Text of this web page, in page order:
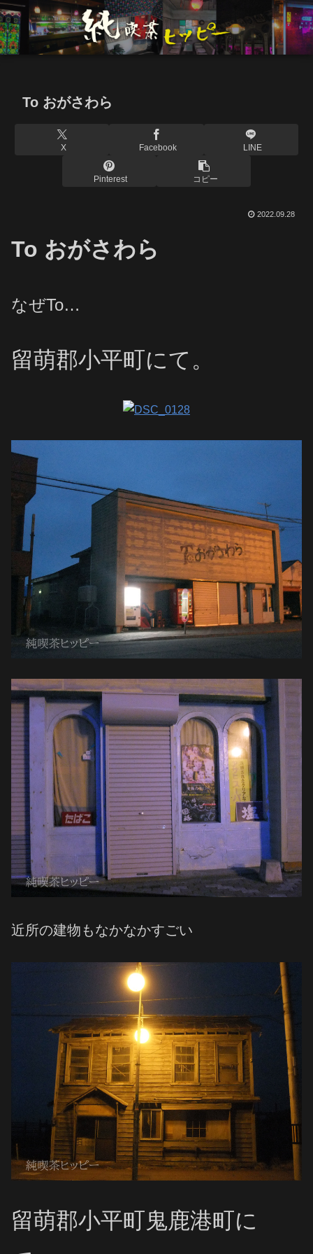
To おがさわら
X Facebook LINE
Pinterest コピー
2022.09.28
To おがさわら
なぜTo…
留萌郡小平町にて。
近所の建物もなかなかすごい
留萌郡小平町鬼鹿港町に